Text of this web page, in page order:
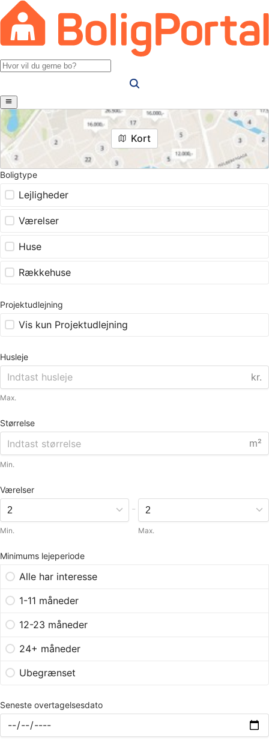
Kort
Boligtype
Lejligheder
Værelser
Huse
Rækkehuse
Projektudlejning
Vis kun Projektudlejning
Husleje
kr.
Max.
Størrelse
m²
Min.
Værelser
Min.
-
Max.
Minimums lejeperiode
Alle har interesse
1-11 måneder
12-23 måneder
24+ måneder
Ubegrænset
Seneste overtagelsesdato